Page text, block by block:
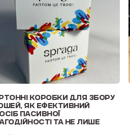
КОРОБКИ ДЛЯ ЗБОРУ
ЯК ЕФЕКТИВНИЙ
ПАСИВНОЇ
ТА НЕ ЛИШЕ